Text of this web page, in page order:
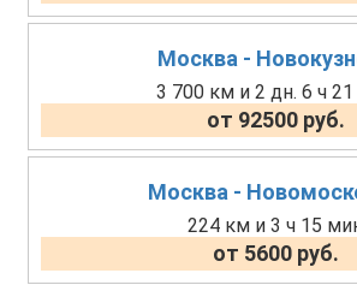
Москва -
3 700 км и 2 дн. 6 ч
от 92500 руб.
Москва -
224 км и 3 ч 15
от 5600 руб.